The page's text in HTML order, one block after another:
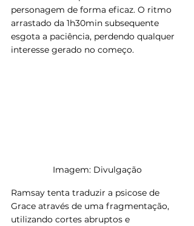
personagem de forma eficaz. O ritmo
arrastado da 1h30min subsequente
esgota a paciência, perdendo qualquer
interesse gerado no começo.
Imagem: Divulgação
Ramsay tenta traduzir a psicose de
Grace através de uma fragmentação,
utilizando cortes abruptos e